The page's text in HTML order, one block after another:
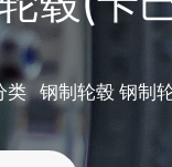
类 钢制轮毂 钢制